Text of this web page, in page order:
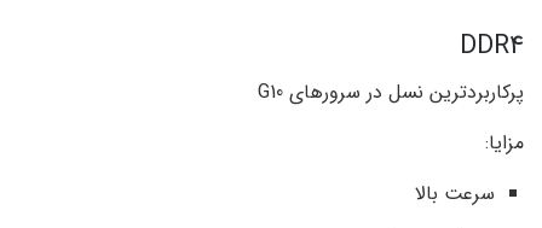
DDR4
پرکاربردترین نسل در سرورهای G10
مزایا:
سرعت بالا